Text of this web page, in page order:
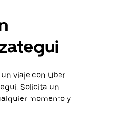
viaje con Uber
Solicita un
momento y